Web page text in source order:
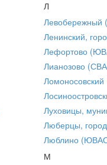
Л
Ленинский,
Лефортово
Лианозово
Луховицы,
Люберцы,
Люблино
М